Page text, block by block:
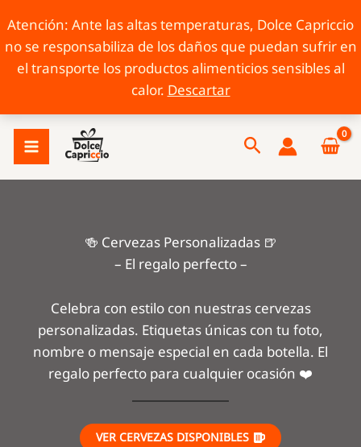
Atención: Ante las altas temperaturas, Dolce Capriccio
no se responsabiliza de los daños que puedan sufrir en
el transporte los productos alimenticios sensibles al
calor. Descartar
contenido
Buscar
🍻 Cervezas Personalizadas 🍺
– El regalo perfecto –
Celebra con estilo con nuestras cervezas
personalizadas. Etiquetas únicas con tu foto,
nombre o mensaje especial en cada botella. El
regalo perfecto para cualquier ocasión ❤️
VER CERVEZAS DISPONIBLES